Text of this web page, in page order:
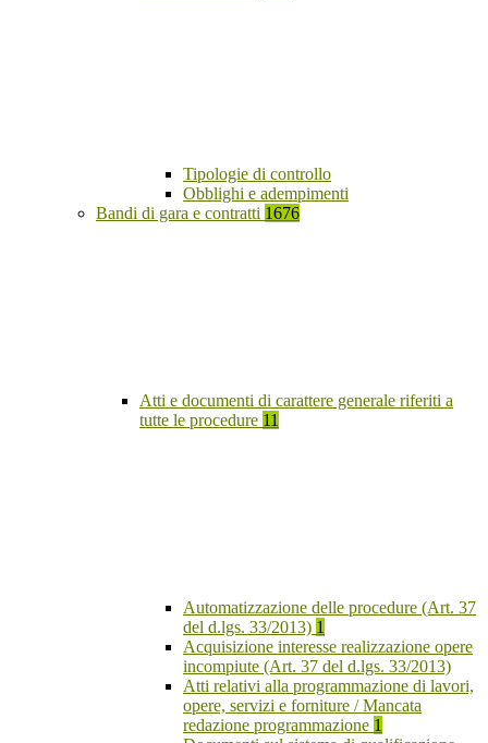
Tipologie di controllo
Obblighi e adempimenti
Bandi di gara e contratti 1676
Atti e documenti di carattere generale riferiti a
tutte le procedure 11
Automatizzazione delle procedure (Art. 37
del d.lgs. 33/2013) 1
Acquisizione interesse realizzazione opere
incompiute (Art. 37 del d.lgs. 33/2013)
Atti relativi alla programmazione di lavori,
opere, servizi e forniture / Mancata
redazione programmazione 1